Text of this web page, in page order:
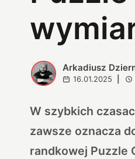
A Arkadiusz
16.01.2025
W szybkich
zawsze oznacza
randkowej Puzzle